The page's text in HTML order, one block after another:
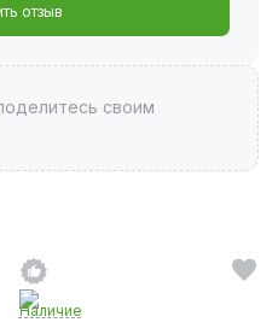
отзыв
своим
Наличие